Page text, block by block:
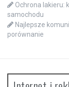
Ochrona lakieru:
samochodu
Najlepsze
porównanie